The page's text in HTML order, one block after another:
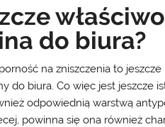
do biura?
na zniszczenia to
do biura. Co więc jest jeszcze
odpowiednią warstwą
powinna się ona również